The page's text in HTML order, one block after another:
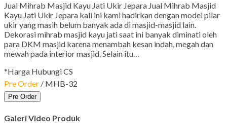
Jual Mihrab Masjid Kayu Jati Ukir Jepara Jual Mihrab Masjid
Kayu Jati Ukir Jepara kali ini kami hadirkan dengan model pilar
ukir yang masih belum banyak ada di masjid-masjid lain.
Dekorasi mihrab masjid kayu jati saat ini banyak diminati oleh
para DKM masjid karena menambah kesan indah, megah dan
mewah pada interior masjid. Selain itu…
*Harga Hubungi CS
Pre Order / MHB-32
Pre Order
Galeri Video Produk